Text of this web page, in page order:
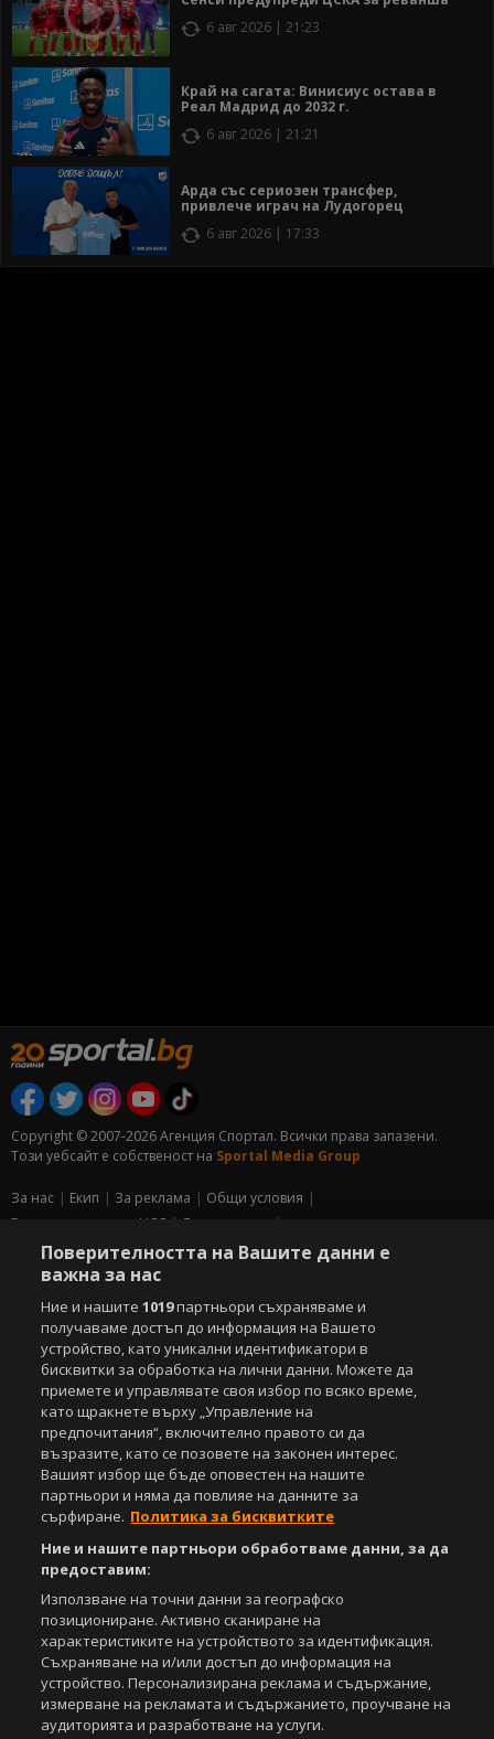
6 авг 2026 | 21:23
Край на сагата: Винисиус остава в
Реал Мадрид до 2032 г.
6 авг 2026 | 21:21
Арда със сериозен трансфер,
привлече играч на Лудогорец
6 авг 2026 | 17:33
Copyright © 2007-2026 Агенция Спортал. Всички права запазени.
Този уебсайт е собственост на Sportal Media Group
За нас Екип За рекламa
Общи условия
Етични правила на НСС
Лични данни
Управление на предпочитания
под закрила на Закона за авторското право и сродните му права.
Всички статии, репортажи, интервюта и други текстови, графични и
видео материали, публикувани в сайта, са собственост на Агенция
Спортал, освен ако изрично е посочено друго. Допуска се
публикуване на текстови материали само след писмено съгласие на
Агенция Спортал, посочване на източника и добавяне на линк към
www.sportal.bg. Използването на графични и видео материали,
публикувани в сайта, е строго забранено. Нарушителите ще бъдат
санкционирани с цялата строгост на закона.
Свали БЕЗПЛАТНОТОприложение за:
Android
Powered by:
Поверителността на Вашите данни е
важна за нас
Ние и нашите1019партньори съхраняваме и
получаваме достъп до информация на Вашето
устройство, като уникални идентификатори в
бисквитки за обработка на лични данни. Можете да
приемете и управлявате своя избор по всяко време,
като щракнете върху „Управление на
предпочитания“, включително правото си да
възразите, като се позовете на законен интерес.
Вашият избор ще бъде оповестен на нашите
партньори и няма да повлияе на данните за
сърфиране. Политика за бисквитките
Ние и нашите партньори обработваме данни, за да
предоставим:
Използване на точни данни за географско
позициониране. Активно сканиране на
характеристиките на устройството за идентификация.
Съхраняване на и/или достъп до информация на
устройство. Персонализирана реклама и съдържание,
измерване на рекламата и съдържанието, проучване на
аудиторията и разработване на услуги.